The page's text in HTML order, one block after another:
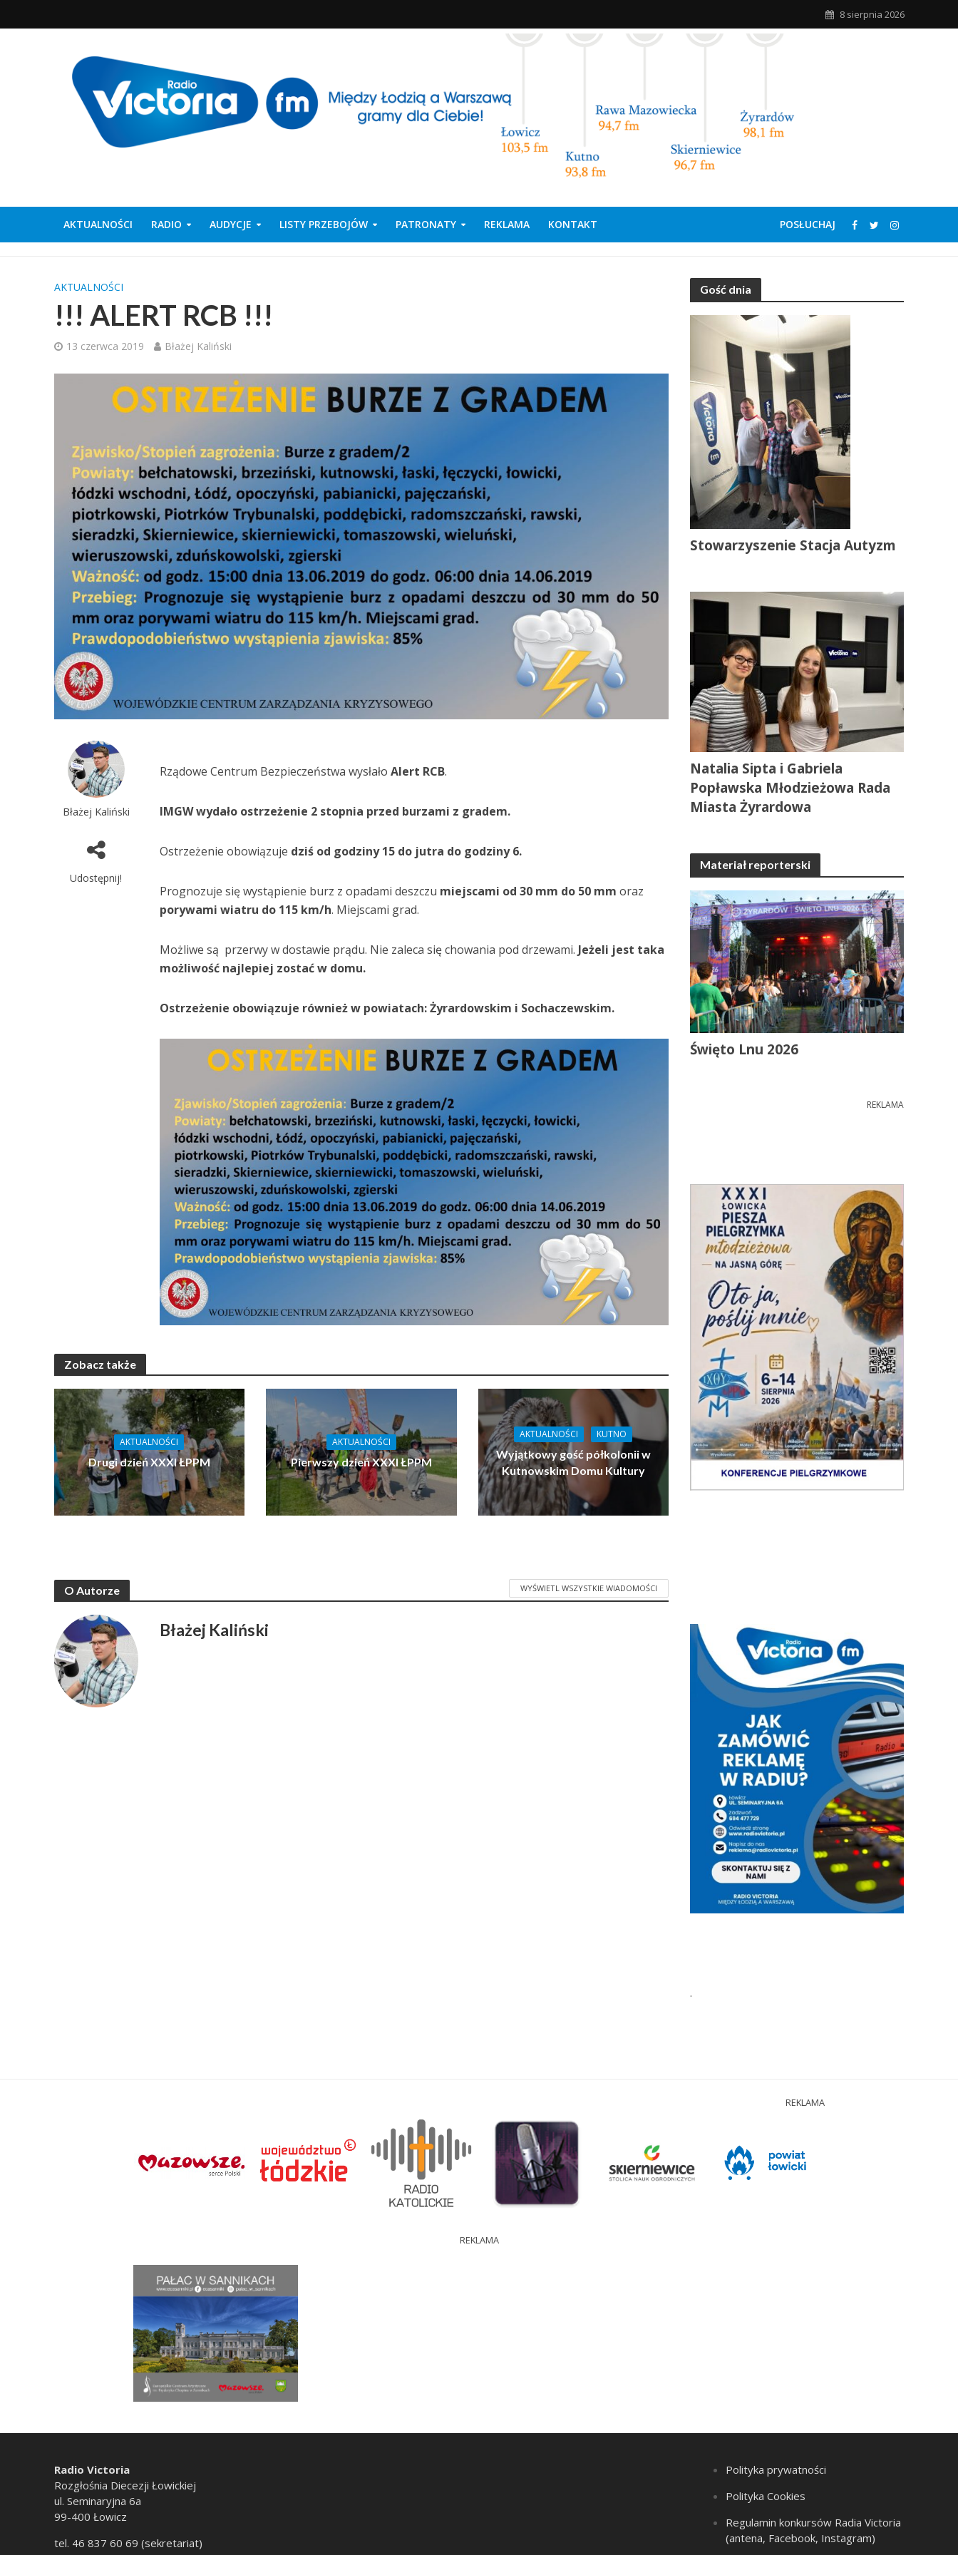
8 sierpnia 2026
AKTUALNOŚCI RADIO AUDYCJE LISTY PRZEBOJÓW PATRONATY REKLAMA KONTAKT POSŁUCHAJ
AKTUALNOŚCI
!!! ALERT RCB !!!
13 czerwca 2019 Błażej Kaliński
Błażej Kaliński
Udostępnij!
Rządowe Centrum Bezpieczeństwa wysłałoAlert RCB.
IMGW wydało ostrzeżenie 2 stopnia przed burzami z gradem.
Ostrzeżenie obowiązuje dziś od godziny 15 do jutra do godziny 6.
Prognozuje się wystąpienie burz z opadami deszczu miejscami od 30 mm do 50 mm oraz
porywami wiatru do 115 km/h. Miejscami grad.
Możliwe są przerwy w dostawie prądu. Nie zaleca się chowania pod drzewami. Jeżeli jest taka
możliwość najlepiej zostać w domu.
Ostrzeżenie obowiązuje również w powiatach: Żyrardowskim i Sochaczewskim.
Zobacz także
AKTUALNOŚCI
Drugi dzień XXXI ŁPPM
AKTUALNOŚCI
Pierwszy dzień XXXI ŁPPM
AKTUALNOŚCI KUTNO
Wyjątkowy gość półkolonii w
Kutnowskim Domu Kultury
O Autorze WYŚWIETL WSZYSTKIE WIADOMOŚCI
Błażej Kaliński
Gość dnia
Stowarzyszenie Stacja Autyzm
Natalia Sipta i Gabriela
Popławska Młodzieżowa Rada
Miasta Żyrardowa
Materiał reporterski
Święto Lnu 2026
REKLAMA
.
REKLAMA
REKLAMA
Radio Victoria
Rozgłośnia Diecezji Łowickiej
ul. Seminaryjna 6a
99-400 Łowicz
tel. 46 837 60 69 (sekretariat)
Polityka prywatności
Polityka Cookies
Regulamin konkursów Radia Victoria
(antena, Facebook, Instagram)